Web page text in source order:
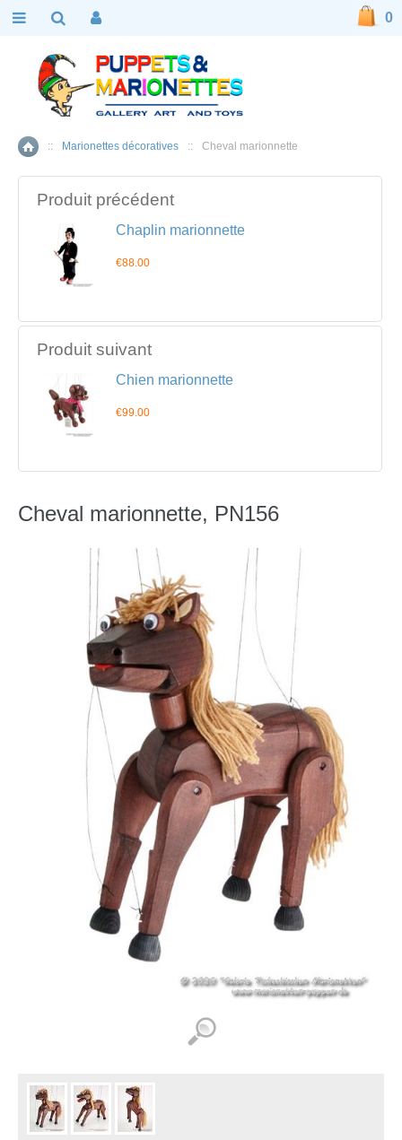
Accueil
:: Marionettes décoratives :: Cheval marionnette
Produit précédent
Chaplin marionnette
€88.00
Produit suivant
Chien marionnette
€99.00
Cheval marionnette, PN156
0